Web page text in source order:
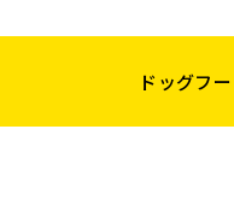
ドッグフ